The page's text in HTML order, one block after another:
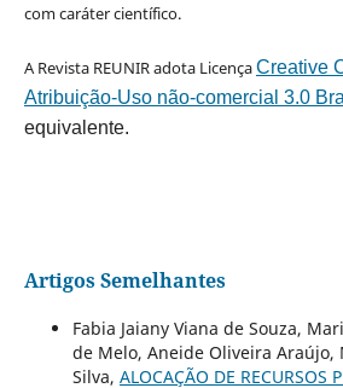
com caráter científico.
A Revista REUNIR adota LicençaCreative
Atribuição-Uso não-comercial 3.0
equivalente.
Artigos Semelhantes
Fabia Jaiany Viana de Souza,
de Melo, Aneide Oliveira Araújo,
Silva, ALOCAÇÃO DE RECURSOS